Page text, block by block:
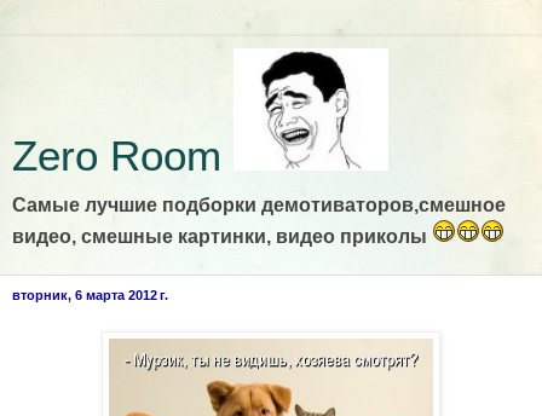
Zero Room
Самые лучшие подборки демотиваторов,смешное
видео, смешные картинки, видео приколы
вторник, 6 марта 2012 г.